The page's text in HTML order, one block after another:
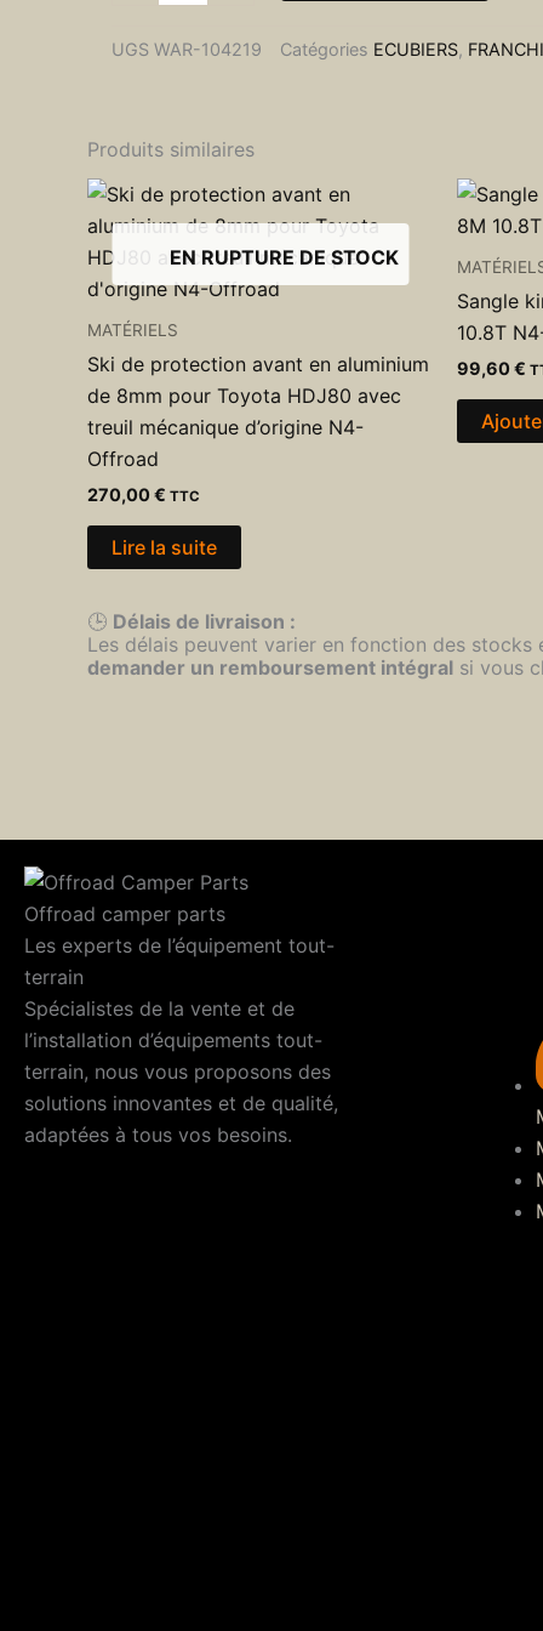
de
UGS WAR-104219 Catégories ECUBIERS,
Produits similaires
EN RUPTURE DE STOCK
MATÉRIELS
Ski de protection avant en aluminium
de 8mm pour Toyota HDJ80 avec
treuil mécanique d’origine N4-
Offroad
270,00€ TTC
Lire la suite
Sangle
10.8T
99,60€
🕒 Délais de livraison :
Les délais peuvent varier en fonction des
demander un remboursement intégral si vous
Offroad camper parts
Les experts de l’équipement tout-
terrain
Spécialistes de la vente et de
l’installation d’équipements tout-
terrain, nous vous proposons des
solutions innovantes et de qualité,
adaptées à tous vos besoins.